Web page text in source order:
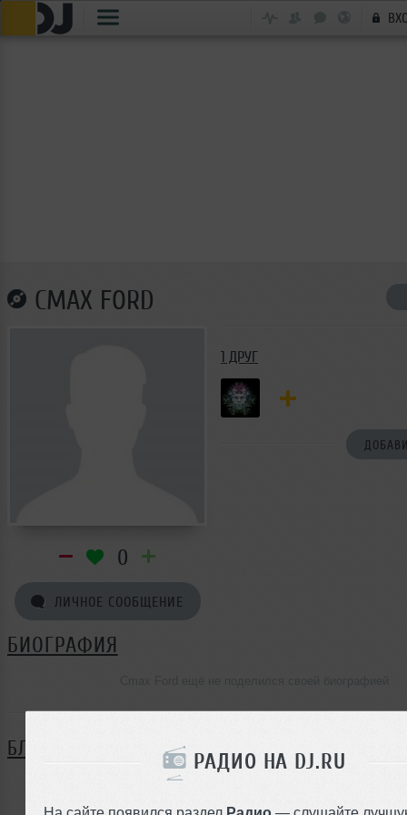
РАДИО НА DJ.RU
На сайте появился раздел Радио — слушайте
CMAX FORD
0
ЛИЧНОЕ СООБЩЕНИЕ
1 ДРУГ
БИОГРАФИЯ
БЛОГ